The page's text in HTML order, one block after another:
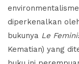
diperkenalkan
bukunya Le
Kematian) yang